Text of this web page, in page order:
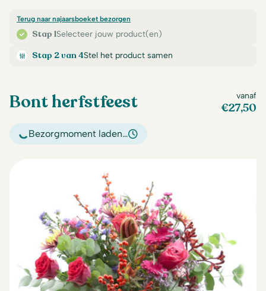
Stap 1Selecteer jouw product(en)
Terug naar najaarsboeket bezorgen
Stap 2 van 4Stel het product samen
Bont herfstfeest vanaf
€27,50
Bezorgmoment laden…